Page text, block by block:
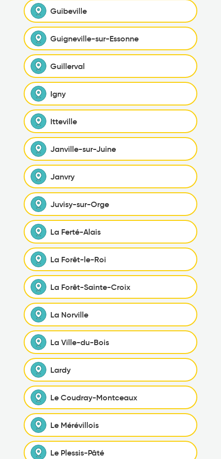
Guibeville
Guigneville-sur-Essonne
Guillerval
Igny
Itteville
Janville-sur-Juine
Janvry
Juvisy-sur-Orge
La Ferté-Alais
La Forêt-le-Roi
La Forêt-Sainte-Croix
La Norville
La Ville-du-Bois
Lardy
Le Coudray-Montceaux
Le Mérévillois
Le Plessis-Pâté